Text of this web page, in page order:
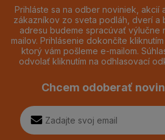
Prihláste sa na odber noviniek, akcií
zákazníkov zo sveta podláh, dverí a
adresu budeme spracúvať výlučne
mailov. Prihlásenie dokončíte
ktorý vám pošleme e-mailom.
odvolať kliknutím na odhlasovací
Chcem odoberať